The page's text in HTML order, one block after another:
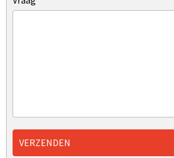
VERZENDEN